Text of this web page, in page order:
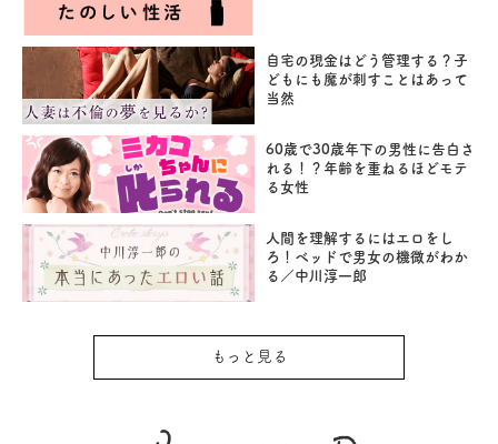
自宅の現金はどう管理する？子
どもにも魔が刺すことはあって
当然
60歳で30歳年下の男性に告白さ
れる！？年齢を重ねるほどモテ
る女性
人間を理解するにはエロをし
ろ！ベッドで男女の機微がわか
る／中川淳一郎
もっと見る